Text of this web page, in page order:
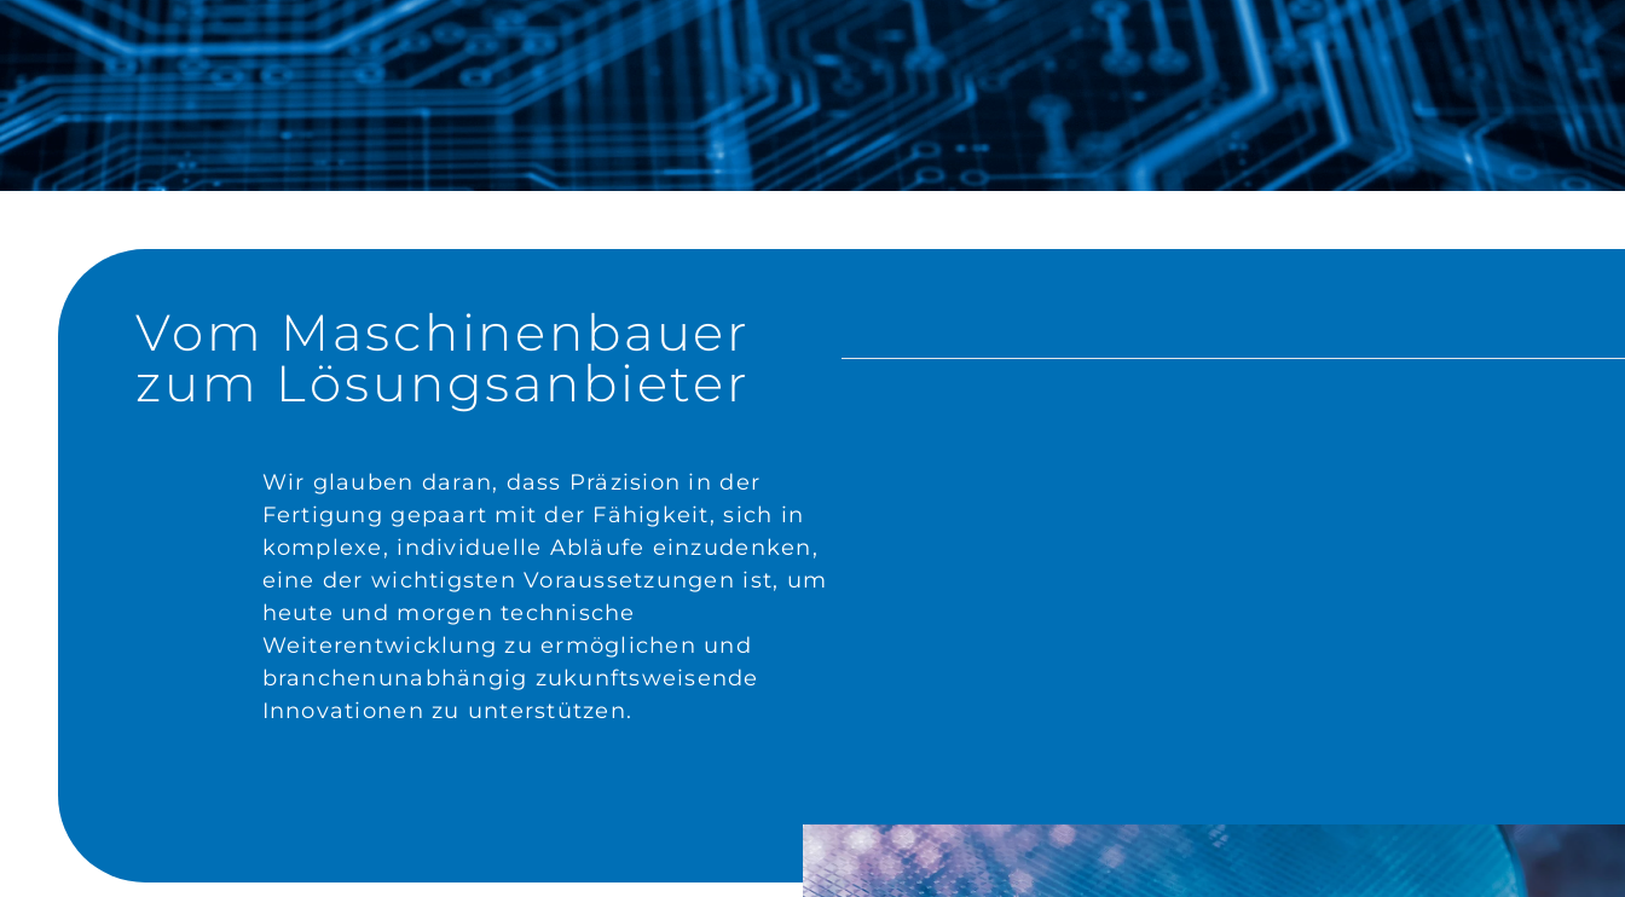
Vom Maschinenbauer
zum Lösungsanbieter
Wir glauben daran, dass Präzision in der
Fertigung gepaart mit der Fähigkeit, sich in
komplexe, individuelle Abläufe einzudenken,
eine der wichtigsten Voraussetzungen ist, um
heute und morgen technische
Weiterentwicklung zu ermöglichen und
branchenunabhängig zukunftsweisende
Innovationen zu unterstützen.